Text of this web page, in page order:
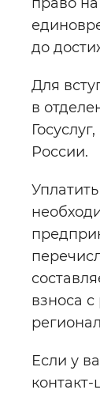
до
Для
в
России.
взноса
Если у